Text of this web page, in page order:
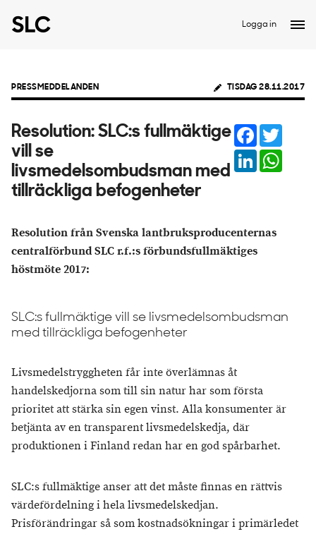
Logga in
PRESSMEDDELANDEN TISDAG 28.11.2017
Resolution: SLC:s fullmäktige
vill se
livsmedelsombudsman med
tillräckliga befogenheter
Facebook
LinkedIn
Resolution från Svenska lantbruksproducenternas
centralförbund SLC r.f.:s förbundsfullmäktiges
höstmöte 2017:
SLC:s fullmäktige vill se livsmedelsombudsman
med tillräckliga befogenheter
Livsmedelstryggheten får inte överlämnas åt
handelskedjorna som till sin natur har som första
prioritet att stärka sin egen vinst. Alla konsumenter är
betjänta av en transparent livsmedelskedja, där
produktionen i Finland redan har en god spårbarhet.
SLC:s fullmäktige anser att det måste finnas en rättvis
värdefördelning i hela livsmedelskedjan.
Prisförändringar så som kostnadsökningar i primärledet